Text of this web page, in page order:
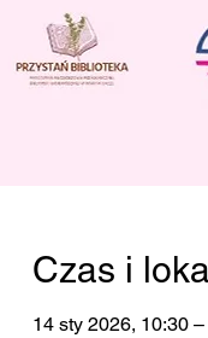
Czas i
14 sty 2026, 10:30